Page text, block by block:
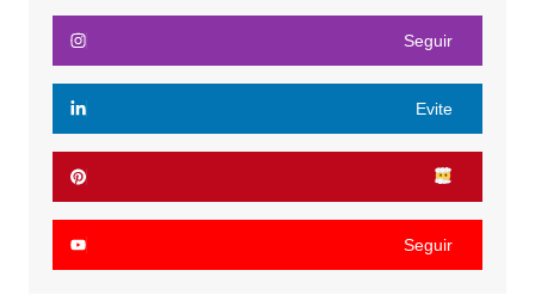
Seguir
Evite
Seguir